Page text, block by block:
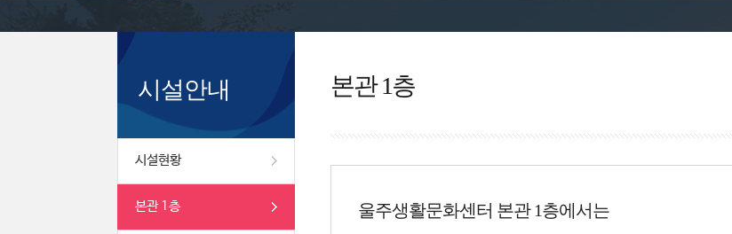
시설안내
시설현황
본관 1층
본관 1층
울주생활문화센터 본관 1층에서는